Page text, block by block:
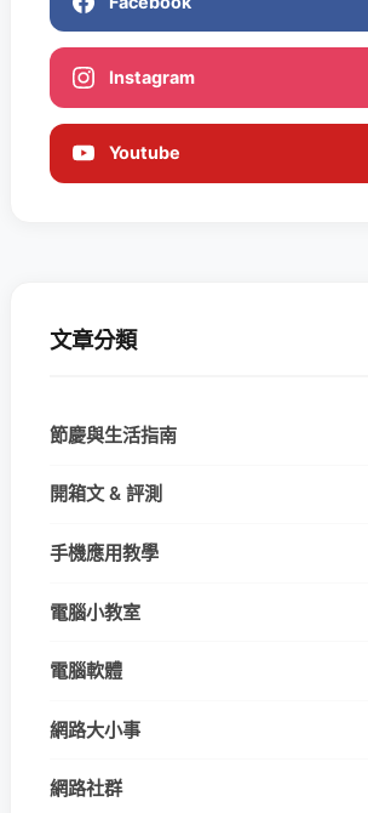
Instagram
Youtube
文章分類
節慶與生活指南
開箱文 & 評測
手機應用教學
電腦小教室
電腦軟體
網路大小事
網路社群